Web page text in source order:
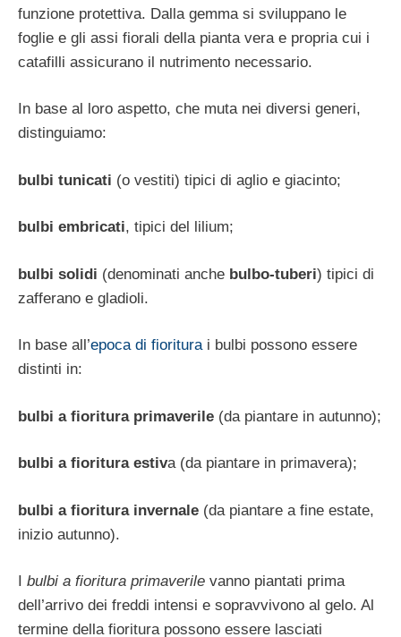
funzione protettiva. Dalla gemma si sviluppano le
foglie e gli assi fiorali della pianta vera e propria cui i
catafilli assicurano il nutrimento necessario.
In base al loro aspetto, che muta nei diversi generi,
distinguiamo:
bulbi tunicati (o vestiti) tipici di aglio e giacinto;
bulbi embricati, tipici del lilium;
bulbi solidi (denominati anche bulbo-tuberi) tipici di
zafferano e gladioli.
In base all’epoca di fioriturai bulbi possono essere
distinti in:
bulbi a fioritura primaverile (da piantare in autunno);
bulbi a fioritura estiva (da piantare in primavera);
bulbi a fioritura invernale (da piantare a fine estate,
inizio autunno).
bulbi a fioritura primaverile vanno piantati prima
dell’arrivo dei freddi intensi e sopravvivono al gelo. Al
termine della fioritura possono essere lasciati